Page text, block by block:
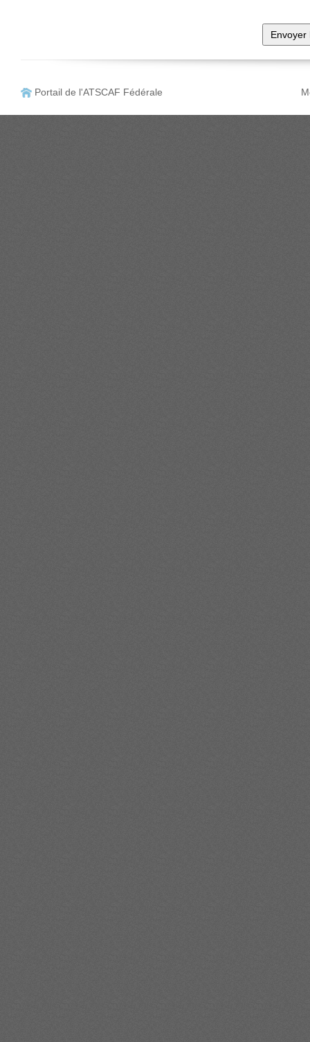
Portail de l'ATSCAF Fédérale